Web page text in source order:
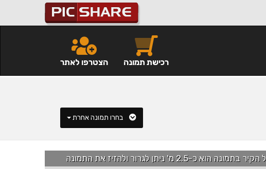
הצטרפו לאתר רכישת תמונה
2.5 מ' ניתן לגרור ולהזיז את התמונה